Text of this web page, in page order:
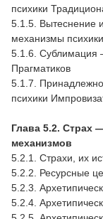
психики
5.1.5. Вытеснение
механизмы
5.1.6. Сублимация
Прагматиков
5.1.7.
психики
Глава 5.2. Страх
механизмов
5.2.1. Страхи, их
5.2.2. Ресурсные
5.2.3.
5.2.4.